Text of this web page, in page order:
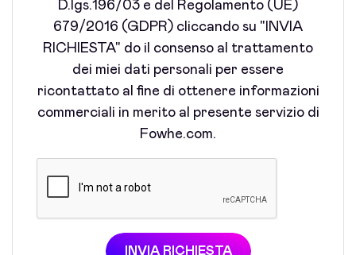
D.lgs.196/03 e del Regolamento (UE)
679/2016 (GDPR) cliccando su "INVIA
RICHIESTA" do il consenso al trattamento
dei miei dati personali per essere
ricontattato al fine di ottenere informazioni
commerciali in merito al presente servizio di
Fowhe.com.
INVIA RICHIESTA